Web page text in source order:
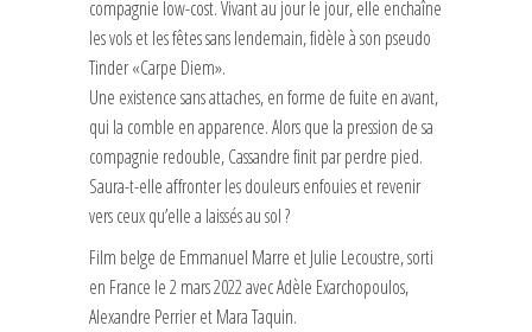
compagnie low-cost. Vivant au jour le jour, elle enchaîne
les vols et les fêtes sans lendemain, fidèle à son pseudo
Tinder «Carpe Diem».
Une existence sans attaches, en forme de fuite en avant,
qui la comble en apparence. Alors que la pression de sa
compagnie redouble, Cassandre finit par perdre pied.
Saura-t-elle affronter les douleurs enfouies et revenir
vers ceux qu’elle a laissés au sol ?
Film belge de Emmanuel Marre et Julie Lecoustre, sorti
en France le 2 mars 2022 avec Adèle Exarchopoulos,
Alexandre Perrier et Mara Taquin.